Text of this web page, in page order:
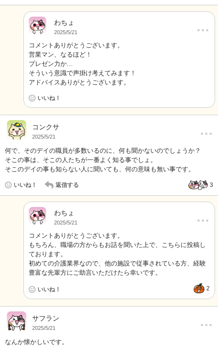
わちょ
2025/5/21 …
コメントありがとうございます。
営業マン、なるほど！
プレゼン力か…
そういう意識で声掛け考えてみます！
アドバイスありがとうございます。
いいね！
コンクサ
2025/5/21 …
何で、そのデイの職員が多数いるのに、何も聞かないのでしょうか？
そこの事は、そこの人たちが一番よく知る事でしょ。
そこのデイの事も知らない人に聞いても、何の意味も無い事です。
いいね！ 返信する 3
わちょ
2025/5/21 …
コメントありがとうございます。
もちろん、職場の方からもお話を聞いた上で、こちらに投稿し
ております。
初めての介護業界なので、他の施設で従事されている方、経験
豊富な先輩方にご助言いただけたら幸いです。
いいね！ 2
サフラン
2025/5/21 …
なんか懐かしいです。